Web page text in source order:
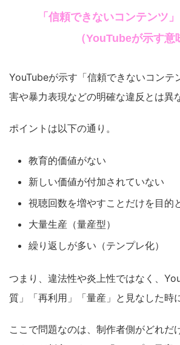
「信頼できないコンテンツ
（YouTubeが示す意
YouTubeが示す「信頼できないコンテ
害や暴力表現などの明確な違反とは異
ポイントは以下の通り。
教育的価値がない
新しい価値が付加されていない
視聴回数を増やすことだけを目的
大量生産（量産型）
繰り返しが多い（テンプレ化）
つまり、違法性や炎上性ではなく、
質」「再利用」「量産」と見なした時
ここで問題なのは、制作者側がどれだ